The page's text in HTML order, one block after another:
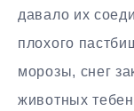
давало их
плохого
морозы, снег
животных